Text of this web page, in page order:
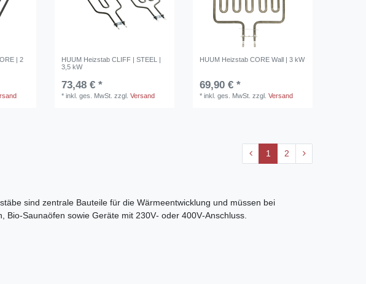
| 2
HUUM Heizstab CLIFF | STEEL |
3,5 kW
73,48 € *
*inkl. ges. MwSt. zzgl.Versand
HUUM Heizstab CORE Wall | 3 kW
69,90 € *
*inkl. ges. MwSt. zzgl.Versand
1 2
sind zentrale Bauteile für die Wärmeentwicklung und müssen bei
sowie Geräte mit 230V‑ oder 400V‑Anschluss.